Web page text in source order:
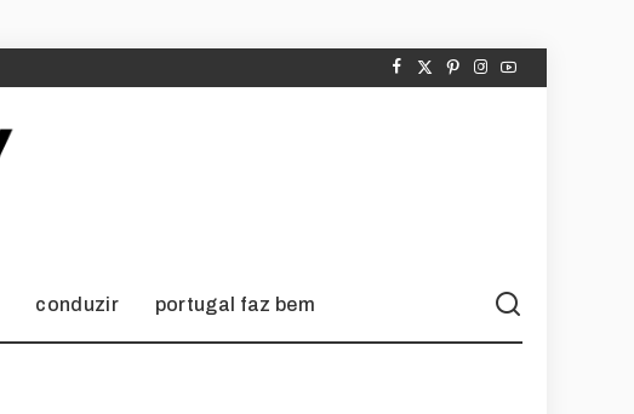
conduzir portugal faz bem